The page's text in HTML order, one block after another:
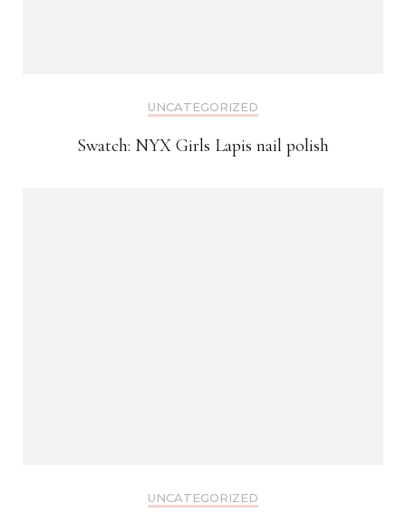
UNCATEGORIZED
Swatch: NYX Girls Lapis nail polish
UNCATEGORIZED